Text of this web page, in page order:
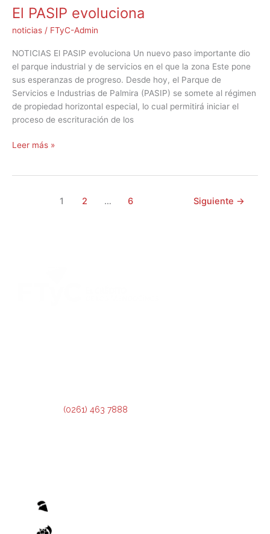
El PASIP evoluciona
noticias / FTyC-Admin
NOTICIAS El PASIP evoluciona Un nuevo paso importante dio
el parque industrial y de servicios en el que la zona Este pone
sus esperanzas de progreso. Desde hoy, el Parque de
Servicios e Industrias de Palmira (PASIP) se somete al régimen
de propiedad horizontal especial, lo cual permitirá iniciar el
proceso de escrituración de los
Leer más »
1 2 … 6 Siguiente →
(0261) 463 7888